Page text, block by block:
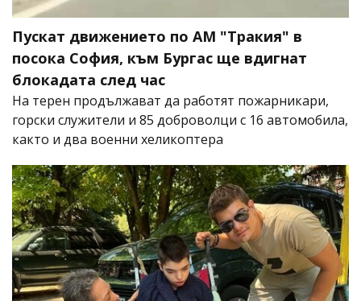
Пускат движението по АМ "Тракия" в
посока София, към Бургас ще вдигнат
блокадата след час
На терен продължават да работят пожарникари,
горски служители и 85 доброволци с 16 автомобила,
както и два военни хеликоптера